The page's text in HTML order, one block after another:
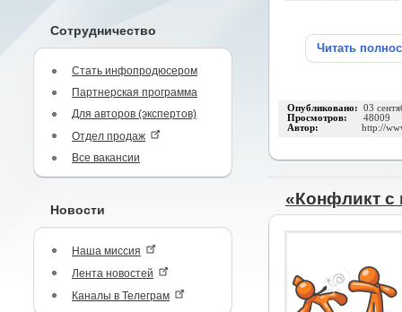
Сотрудничество
Стать инфопродюсером
Партнерская программа
Для авторов (экспертов)
Отдел продаж
Все вакансии
Новости
Наша миссия
Лента новостей
Каналы в Телеграм
Читать
Опубликовано: 03
Просмотров: 48009
Автор: http://
«Конфликт с